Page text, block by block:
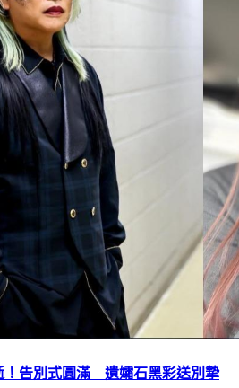
！告別式圓滿 遺孀石黑彩送別摯